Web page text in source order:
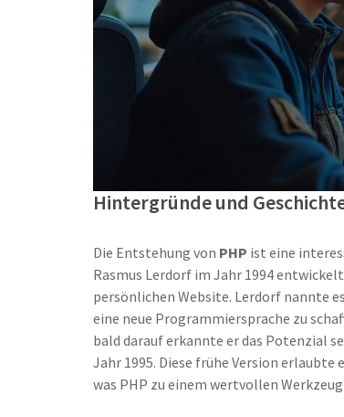
Hintergründe und
Die Entstehung von PHP ist eine
Rasmus Lerdorf im Jahr 1994
persönlichen Website. Lerdorf nannte
eine neue Programmiersprache zu
bald darauf erkannte er das Potenzial
Jahr 1995. Diese frühe Version
was PHP zu einem wertvollen